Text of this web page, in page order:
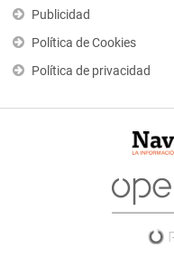
Publicidad
Política de Cookies
Política de privacidad